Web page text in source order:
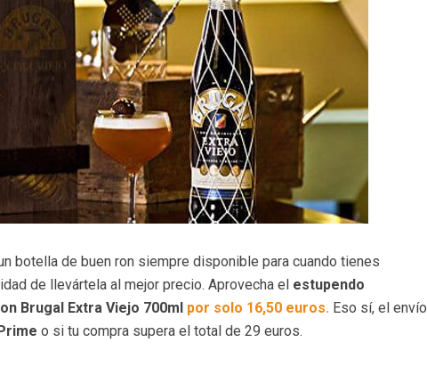
botella de buen ron siempre disponible para cuando tienes
de llevártela al mejor precio. Aprovecha el estupendo
Brugal Extra Viejo 700ml por solo 16,50 euros. Eso sí, el envío
o si tu compra supera el total de 29 euros.